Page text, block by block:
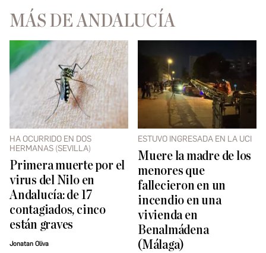
MÁS DE ANDALUCÍA
HA OCURRIDO EN DOS
HERMANAS (SEVILLA)
Primera muerte por el
virus del Nilo en
Andalucía: de 17
contagiados, cinco
están graves
Jonatan Oliva
ESTUVO INGRESADA EN LA UCI
Muere la madre de los
menores que
fallecieron en un
incendio en una
vivienda en
Benalmádena
(Málaga)